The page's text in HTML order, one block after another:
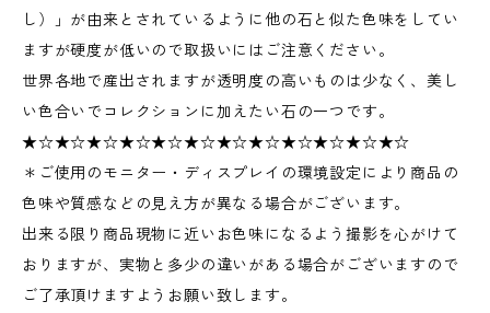
し）」が由来とされているように他の石と似た色味をしてい
ますが硬度が低いので取扱いにはご注意ください。
世界各地で産出されますが透明度の高いものは少なく、美し
い色合いでコレクションに加えたい石の一つです。
★☆★☆★☆★☆★☆★☆★☆★☆★☆★☆★☆★☆
＊ご使用のモニター・ディスプレイの環境設定により商品の
色味や質感などの見え方が異なる場合がございます。
出来る限り商品現物に近いお色味になるよう撮影を心がけて
おりますが、実物と多少の違いがある場合がございますので
ご了承頂けますようお願い致します。